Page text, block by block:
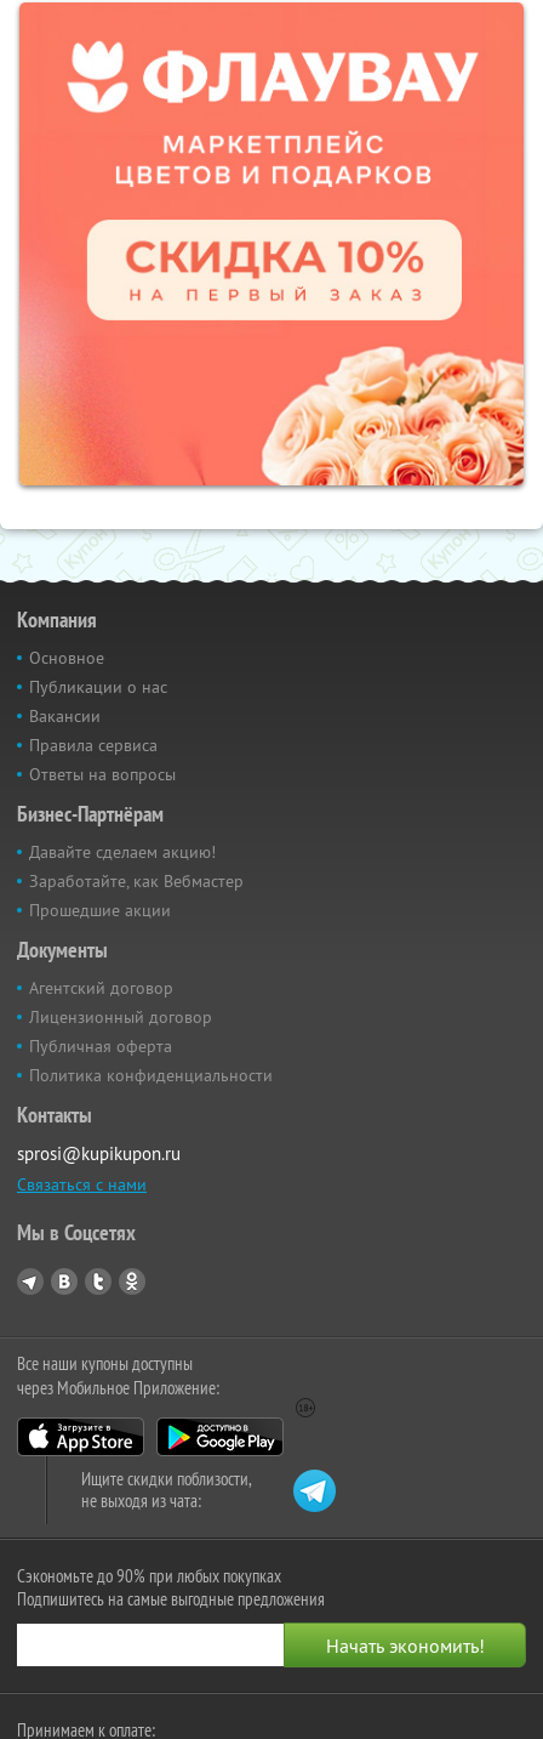
Компания
Основное
Публикации о нас
Вакансии
Правила сервиса
Ответы на вопросы
Бизнес-Партнёрам
Давайте сделаем акцию!
Заработайте, как Вебмастер
Прошедшие акции
Документы
Агентский договор
Лицензионный договор
Публичная оферта
Политика конфиденциальности
Контакты
sprosi@kupikupon.ru
Связаться с нами
Мы в Соцсетях
Все наши купоны доступны
через Мобильное Приложение:
Ищите скидки поблизости,
не выходя из чата:
Сэкономьте до 90% при любых покупках
Подпишитесь на самые выгодные предложения
Принимаем к оплате: